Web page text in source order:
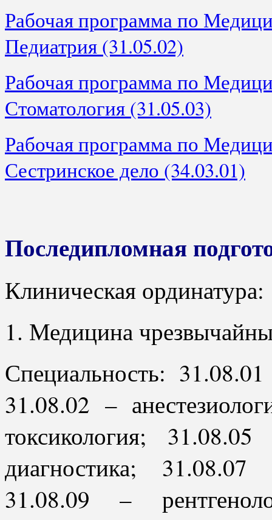
Рабочая программа по
Педиатрия (31.05.02)
Рабочая программа по
Стоматология (31.05.03)
Рабочая программа по
Сестринское дело (34.03.01)
Последипломная
Клиническая ординатура:
1. Медицина
Специальность:
31.08.02 –
токсикология;
диагностика; 31.08.07
31.08.09 –